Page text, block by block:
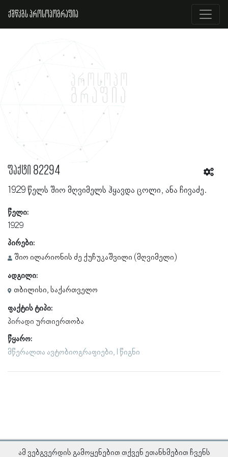
ქშწკგს პროსოპოგრაფია
ფაქტი 82294
1929 წელს შიო მღვიმელს ჰყავდა ცოლი, ანა ჩივაძე.
წელი:
1929
პირები:
შიო ილარიონის ძე ქუჩუკაშვილი (მღვიმელი)
ადგილი:
თბილისი, საქართველო
ფაქტის ტიპი:
პირადი ურთიერთობა
წყარო:
მწერალთა ავტობიოგრაფიები, I წიგნი
ამ ვებგვერდის გამოყენებით თქვენ ეთანხმებით ჩვენს